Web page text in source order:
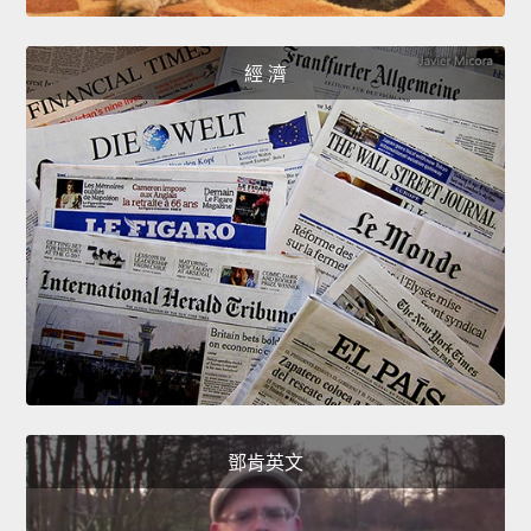
經 濟
鄧肯英文